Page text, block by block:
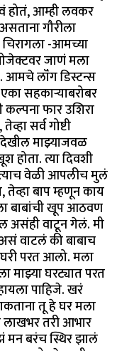
होतं, आम्ही लवकर
गौरीला
-आमच्या
जाणं मला
आमचे लॉंग डिस्टन्स
सहकार्‍याबरोबर
फार उशिरा
सर्व गोष्टी
माझ्याजवळ
होता. त्या दिवशी
वेळी आपलीच मुलं
बाप म्हणून काय
बाबांची खूप आठवण
असंही वाटून गेलं. मी
वाटलं की बाबाच
परत आलो. मला
माझ्या घरट्यात परत
पाहिजे. खरं
तू हे घर मला
लाखभर तरी आभार
मन बरंच स्थिर झालं